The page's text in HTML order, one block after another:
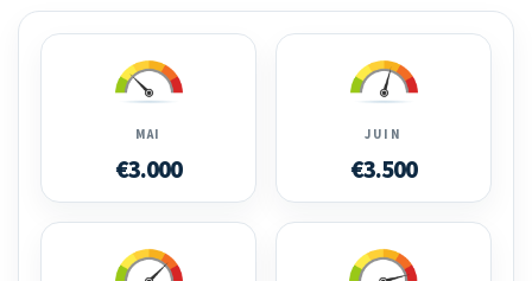
MAI
€3.000
JUIN
€3.500